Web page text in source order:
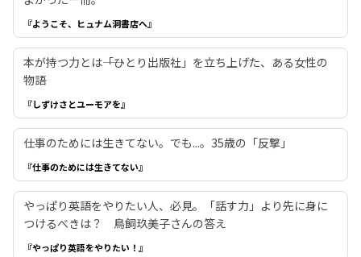
『ようこそ、ヒュナム洞書店へ』
本が持つ力とは――「ひとり出版社」を立ち上げた、ある女性の
物語
『しずけさとユーモアを』
仕事のためには生きてない。でも...。35歳の「反撃」
『仕事のためには生きてない』
やっぱり英語をやりたい人、必見。「話す力」より先に身に
つけるべきは？ 鳥飼玖美子さんの答え
『やっぱり英語をやりたい！』